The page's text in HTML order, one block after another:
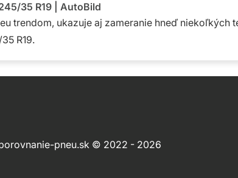
35 R19
AutoBild
trendom, ukazuje aj zameranie hneď niekoľkých
R19.
pneu.sk © 2022 - 2026